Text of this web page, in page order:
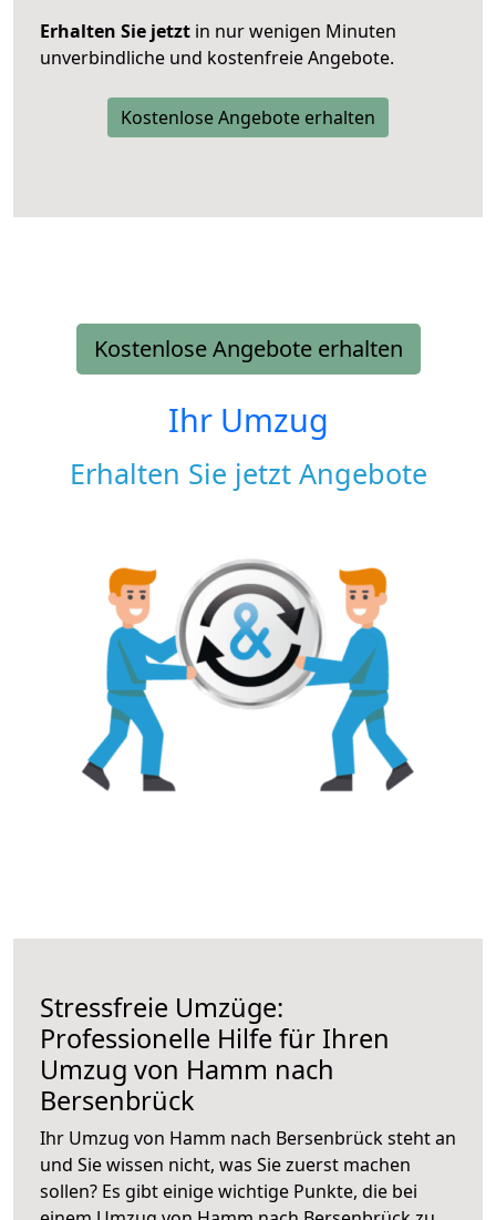
Erhalten Sie jetzt in nur wenigen Minuten
unverbindliche und kostenfreie Angebote.
Kostenlose Angebote erhalten
Kostenlose Angebote erhalten
Ihr Umzug
Erhalten Sie jetzt Angebote
Stressfreie Umzüge:
Professionelle Hilfe für Ihren
Umzug von Hamm nach
Bersenbrück
Ihr Umzug von Hamm nach Bersenbrück steht an
und Sie wissen nicht, was Sie zuerst machen
sollen? Es gibt einige wichtige Punkte, die bei